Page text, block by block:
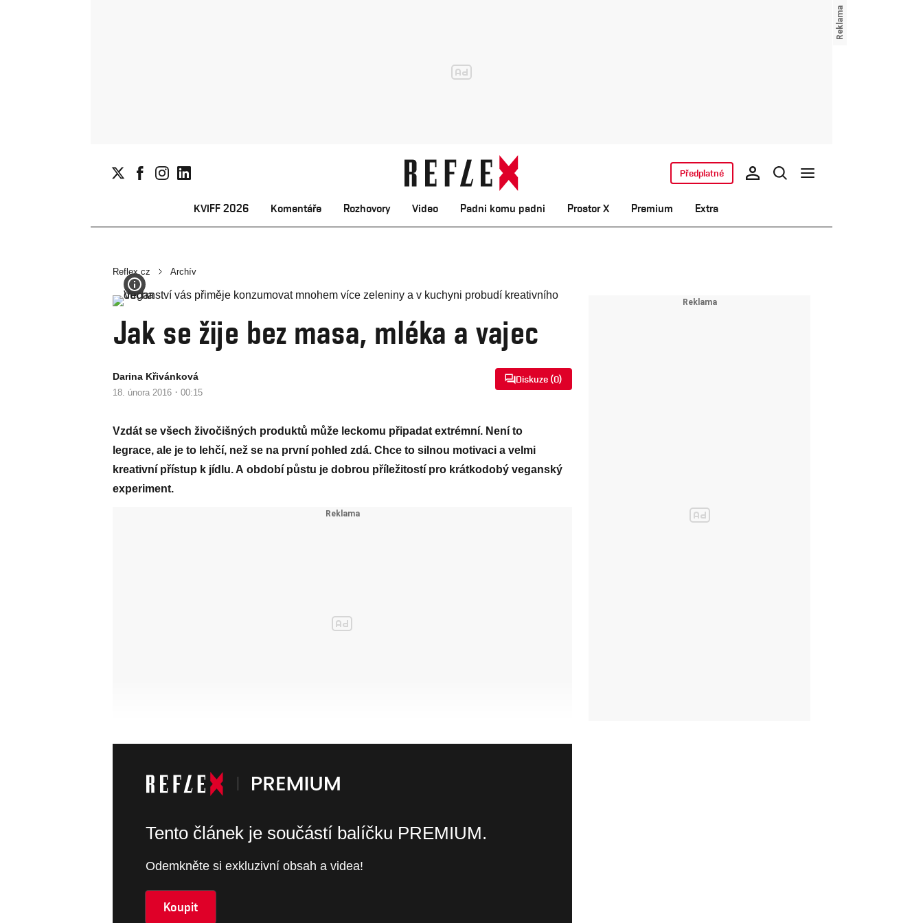
KVIFF 2026 Komentáře Rozhovory Video Padni komu padni Prostor X Premium Extra
Předplatné
Reflex.cz Archív
Jak se žije bez masa, mléka a vajec
Darina Křivánková
18. února 2016 · 00:15
Diskuze (0)
Vzdát se všech živočišných produktů může leckomu připadat extrémní. Není to
legrace, ale je to lehčí, než se na první pohled zdá. Chce to silnou motivaci a velmi
kreativní přístup k jídlu. A období půstu je dobrou příležitostí pro krátkodobý veganský
experiment.
Tento článek je součástí balíčku PREMIUM.
Odemkněte si exkluzivní obsah a videa!
Koupit